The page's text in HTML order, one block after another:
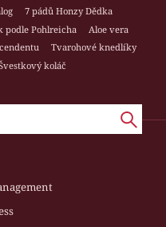
7 pádů Honzy Dědka
podle Pohlreicha
Aloe vera
Tvarohové knedlíky
koláč